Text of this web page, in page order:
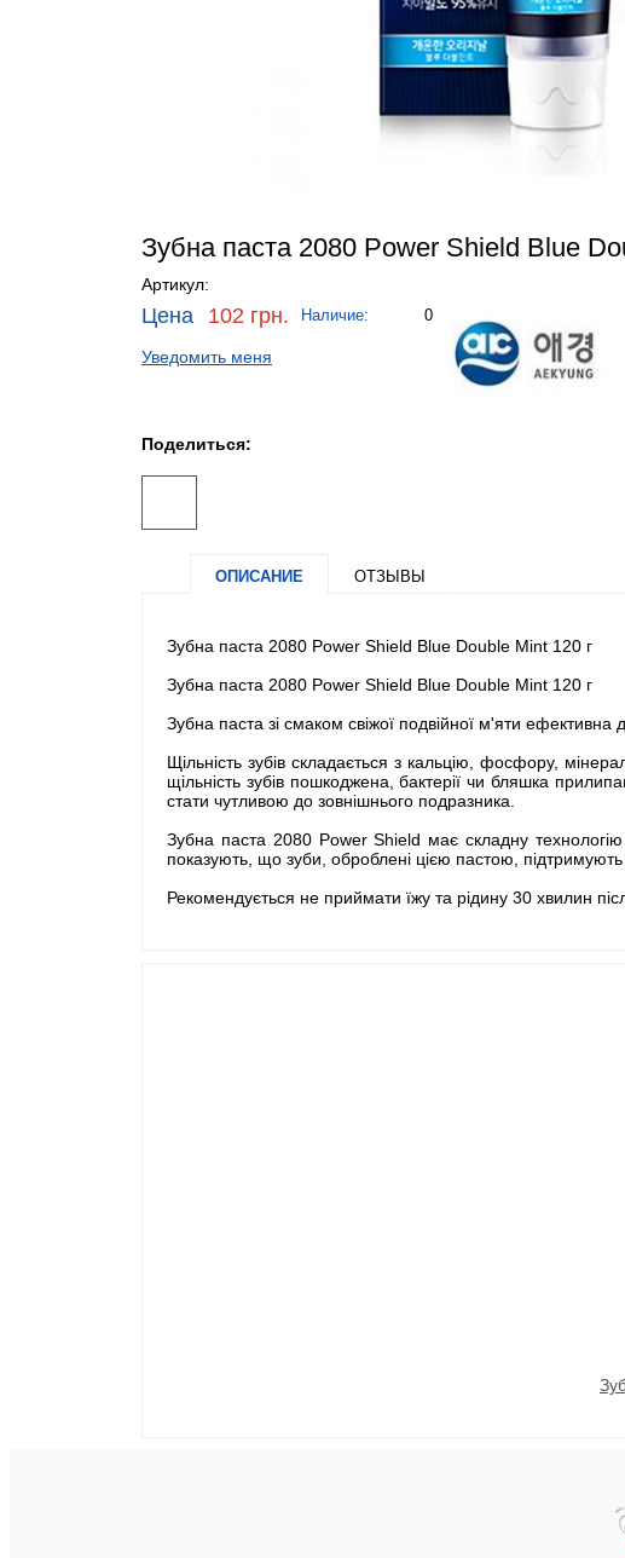
Зубна паста 2080 Power Shield Blue
Артикул:
Цена 102 грн. Наличие: 0
Уведомить меня
Поделиться:
ОПИСАНИЕ ОТЗЫВЫ
Зубна паста 2080 Power Shield Blue Double Mint 120 г
Зубна паста 2080 Power Shield Blue Double Mint 120 г
Зубна паста зі смаком свіжої подвійної м'яти ефективна
Щільність зубів складається з кальцію, фосфору,
щільність зубів пошкоджена, бактерії чи бляшка
стати чутливою до зовнішнього подразника.
Зубна паста 2080 Power Shield має складну технологію
показують, що зуби, оброблені цією пастою, підтримують
Рекомендується не приймати їжу та рідину 30 хвилин